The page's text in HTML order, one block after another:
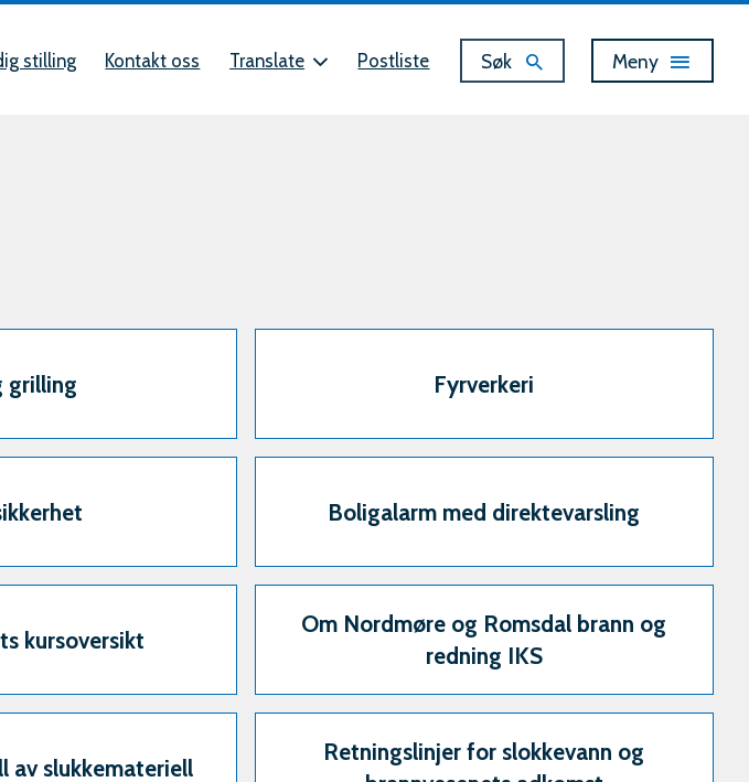
stilling Kontakt oss Translate Postliste Søk Vis
Meny
grilling Fyrverkeri
Boligalarm med direktevarsling
kursoversikt
Om Nordmøre og Romsdal brann og
redning IKS
av slukkemateriell
Retningslinjer for slokkevann og